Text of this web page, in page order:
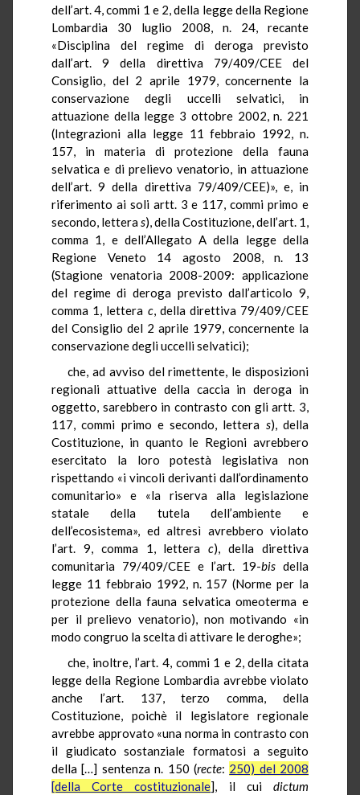
dell’art. 4, commi 1 e 2, della legge della Regione
Lombardia 30 luglio 2008, n. 24, recante
«Disciplina del regime di deroga previsto
dall’art. 9 della direttiva 79/409/CEE del
Consiglio, del 2 aprile 1979, concernente la
conservazione degli uccelli selvatici, in
attuazione della legge 3 ottobre 2002, n. 221
(Integrazioni alla legge 11 febbraio 1992, n.
157, in materia di protezione della fauna
selvatica e di prelievo venatorio, in attuazione
dell’art. 9 della direttiva 79/409/CEE)», e, in
riferimento ai soli artt. 3 e 117, commi primo e
secondo, letteras), della Costituzione, dell’art. 1,
comma 1, e dell’Allegato A della legge della
Regione Veneto 14 agosto 2008, n. 13
(Stagione venatoria 2008-2009: applicazione
del regime di deroga previsto dall’articolo 9,
comma 1, lettera c, della direttiva 79/409/CEE
del Consiglio del 2 aprile 1979, concernente la
conservazione degli uccelli selvatici);
che, ad avviso del rimettente, le disposizioni
regionali attuative della caccia in deroga in
oggetto, sarebbero in contrasto con gli artt. 3,
117, commi primo e secondo, lettera s), della
Costituzione, in quanto le Regioni avrebbero
esercitato la loro potestà legislativa non
rispettando «i vincoli derivanti dall’ordinamento
comunitario» e «la riserva alla legislazione
statale della tutela dell’ambiente e
dell’ecosistema», ed altresì avrebbero violato
l’art. 9, comma 1, letterac), della direttiva
comunitaria 79/409/CEE e l’art. 19-bis della
legge 11 febbraio 1992, n. 157 (Norme per la
protezione della fauna selvatica omeoterma e
per il prelievo venatorio), non motivando «in
modo congruo la scelta di attivare le deroghe»;
che, inoltre, l’art. 4, commi 1 e 2, della citata
legge della Regione Lombardia avrebbe violato
anche l’art. 137, terzo comma, della
Costituzione, poichè il legislatore regionale
avrebbe approvato «una norma in contrasto con
il giudicato sostanziale formatosi a seguito
della […] sentenza n. 150 (recte: 250) del 2008
[della Corte costituzionale], il cuidictum